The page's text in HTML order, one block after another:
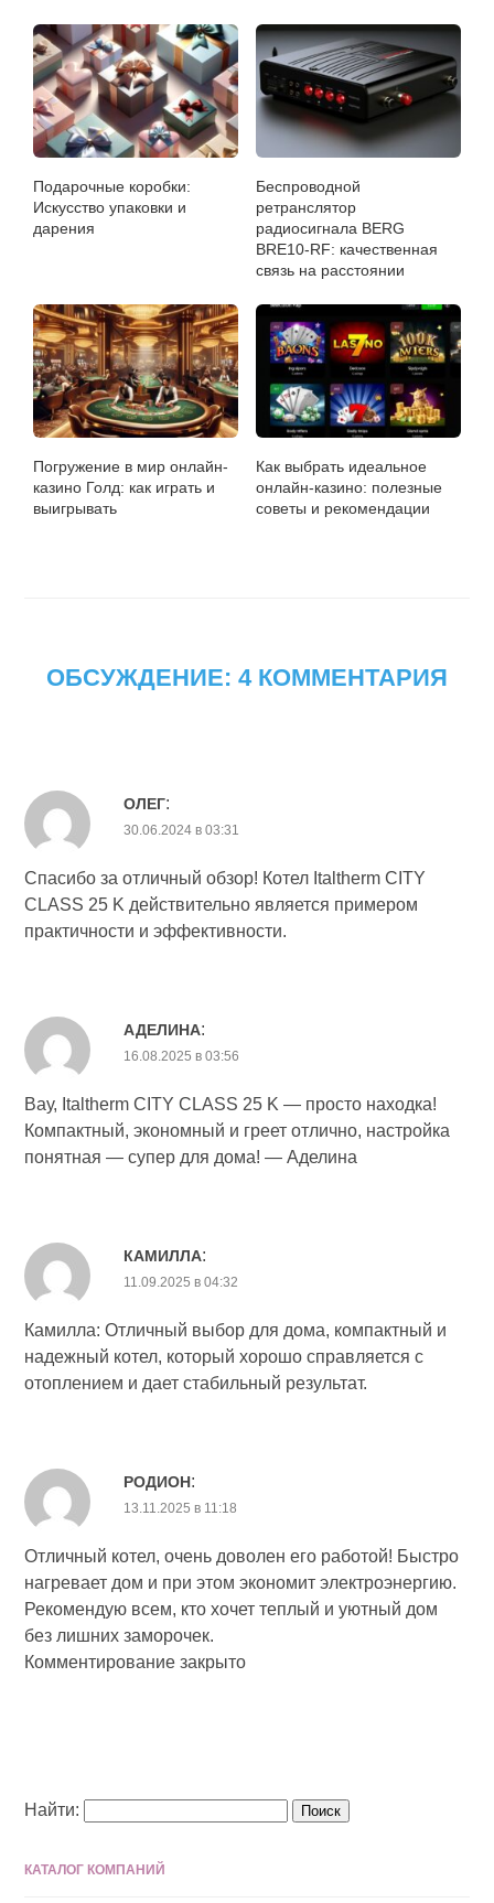
Подарочные коробки:
Искусство упаковки и
дарения
Беспроводной
ретранслятор
радиосигнала BERG
BRE10-RF: качественная
связь на расстоянии
Погружение в мир онлайн-
казино Голд: как играть и
выигрывать
Как выбрать идеальное
онлайн-казино: полезные
советы и рекомендации
ОБСУЖДЕНИЕ: 4 КОММЕНТАРИЯ
ОЛЕГ:
30.06.2024 в 03:31
Спасибо за отличный обзор! Котел Italtherm CITY
CLASS 25 K действительно является примером
практичности и эффективности.
АДЕЛИНА:
16.08.2025 в 03:56
Вау, Italtherm CITY CLASS 25 K — просто находка!
Компактный, экономный и греет отлично, настройка
понятная — супер для дома! — Аделина
КАМИЛЛА:
11.09.2025 в 04:32
Камилла: Отличный выбор для дома, компактный и
надежный котел, который хорошо справляется с
отоплением и дает стабильный результат.
РОДИОН:
13.11.2025 в 11:18
Отличный котел, очень доволен его работой! Быстро
нагревает дом и при этом экономит электроэнергию.
Рекомендую всем, кто хочет теплый и уютный дом
без лишних заморочек.
Комментирование закрыто
Найти:
КАТАЛОГ КОМПАНИЙ